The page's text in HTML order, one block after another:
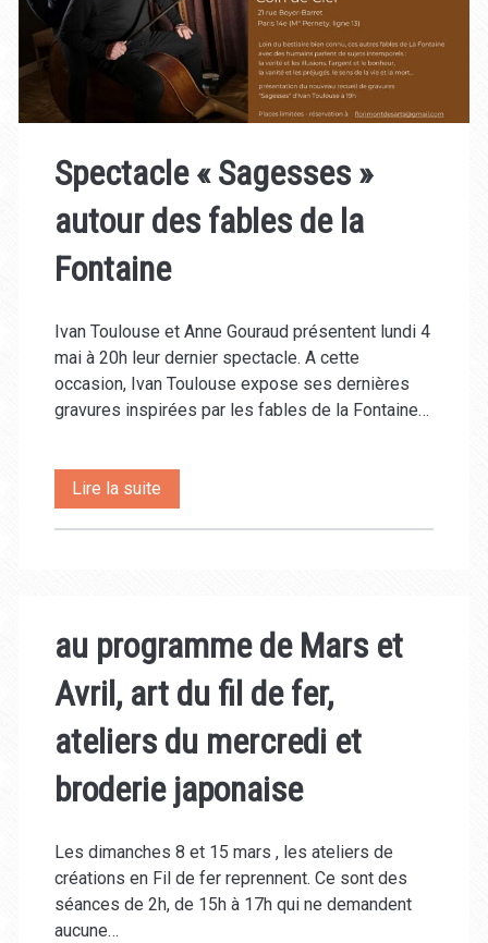
du
10
au
Spectacle « Sagesses »
autour des fables de la
Fontaine
Ivan Toulouse et Anne Gouraud présentent lundi 4
mai à 20h leur dernier spectacle. A cette
occasion, Ivan Toulouse expose ses dernières
gravures inspirées par les fables de la Fontaine…
Lire la suite
« Sagesses »
fables
de
au programme de Mars et
Avril, art du fil de fer,
ateliers du mercredi et
broderie japonaise
Les dimanches 8 et 15 mars , les ateliers de
créations en Fil de fer reprennent. Ce sont des
séances de 2h, de 15h à 17h qui ne demandent
aucune…